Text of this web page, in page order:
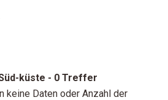
küste - 0 Treffer
keine Daten oder Anzahl der